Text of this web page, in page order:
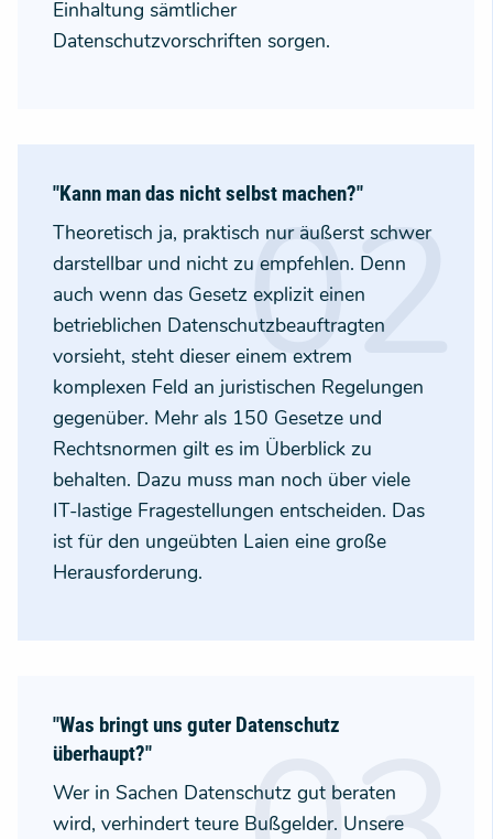
Einhaltung sämtlicher
Datenschutzvorschriften sorgen.
"Kann man das nicht selbst machen?"
Theoretisch ja, praktisch nur äußerst schwer
darstellbar und nicht zu empfehlen. Denn
auch wenn das Gesetz explizit einen
betrieblichen Datenschutzbeauftragten
vorsieht, steht dieser einem extrem
komplexen Feld an juristischen Regelungen
gegenüber. Mehr als 150 Gesetze und
Rechtsnormen gilt es im Überblick zu
behalten. Dazu muss man noch über viele
IT-lastige Fragestellungen entscheiden. Das
ist für den ungeübten Laien eine große
Herausforderung.
"Was bringt uns guter Datenschutz
überhaupt?"
Wer in Sachen Datenschutz gut beraten
wird, verhindert teure Bußgelder. Unsere